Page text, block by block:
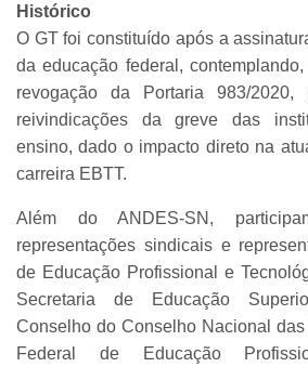
Histórico
O GT foi constituído após a
da educação federal,
revogação da Portaria 983/
reivindicações da greve das
ensino, dado o impacto direto na
carreira EBTT.
Além do ANDES-SN,
representações sindicais e
de Educação Profissional e
Secretaria de Educação
Conselho do Conselho Nacional
Federal de Educação